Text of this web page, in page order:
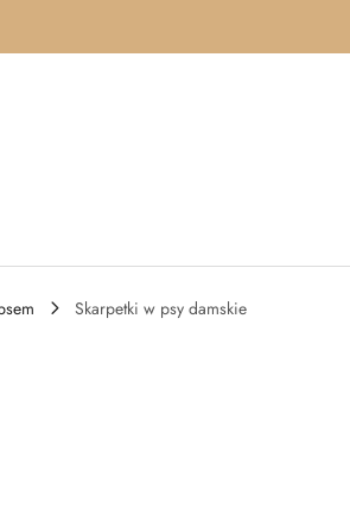
Skarpetki w psy damskie